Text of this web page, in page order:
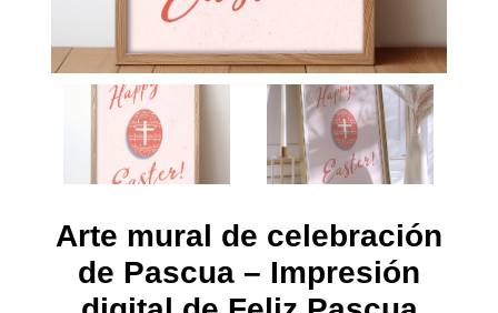
Arte mural de celebración
de Pascua – Impresión